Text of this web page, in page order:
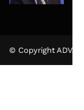
© Copyright